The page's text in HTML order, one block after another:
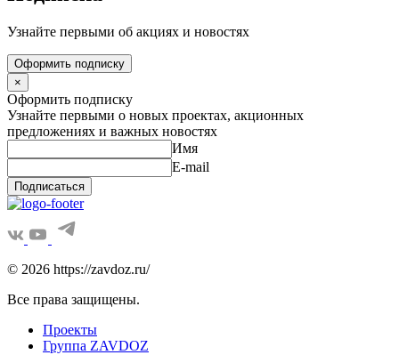
Узнайте первыми об акциях и новостях
Оформить подписку
×
Оформить подписку
Узнайте первыми о новых проектах, акционных
предложениях и важных новостях
Имя
E-mail
Подписаться
© 2026 https://zavdoz.ru/
Все права защищены.
Проекты
Группа ZAVDOZ